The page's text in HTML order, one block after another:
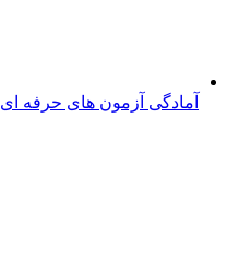
آمادگی آزمون های حرفه ای